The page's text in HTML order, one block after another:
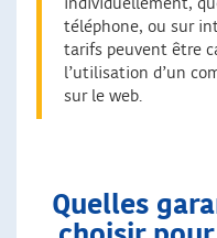
individuellement,
téléphone, ou sur
tarifs peuvent être
l’utilisation d’un
sur le web.
Quelles